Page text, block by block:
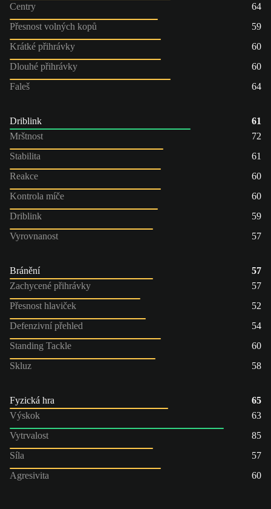
Centry
64
Přesnost volných kopů
59
Krátké přihrávky
60
Dlouhé přihrávky
60
Faleš
64
Driblink
61
Mrštnost
72
Stabilita
61
Reakce
60
Kontrola míče
60
Driblink
59
Vyrovnanost
57
Bránění
57
Zachycené přihrávky
57
Přesnost hlaviček
52
Defenzivní přehled
54
Standing Tackle
60
Skluz
58
Fyzická hra
65
Výskok
63
Vytrvalost
85
Síla
57
Agresivita
60